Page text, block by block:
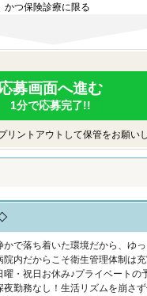
かつ保険診療に限る
募画面へ進む
1分で応募完了!!
ントアウトして保管をお願いし
かで落ち着いた環境だから、ゆ
院内だからこそ衛生管理体制は
曜・祝日お休み♪プライベート
夜勤務なし！生活リズムを崩さ